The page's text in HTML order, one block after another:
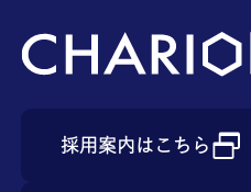
採用案内はこちら